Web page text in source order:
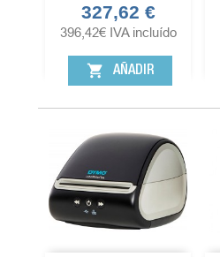
Precio
327,62 €
396,42€ IVA incluído
shopping_cart AÑADIR